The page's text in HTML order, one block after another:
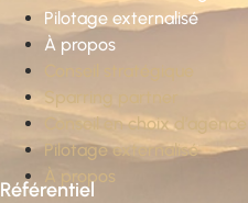
Pilotage externalisé
À propos
Conseil stratégique
Sparring partner
Conseil en choix d’agence
Pilotage externalisé
À propos
Référentiel